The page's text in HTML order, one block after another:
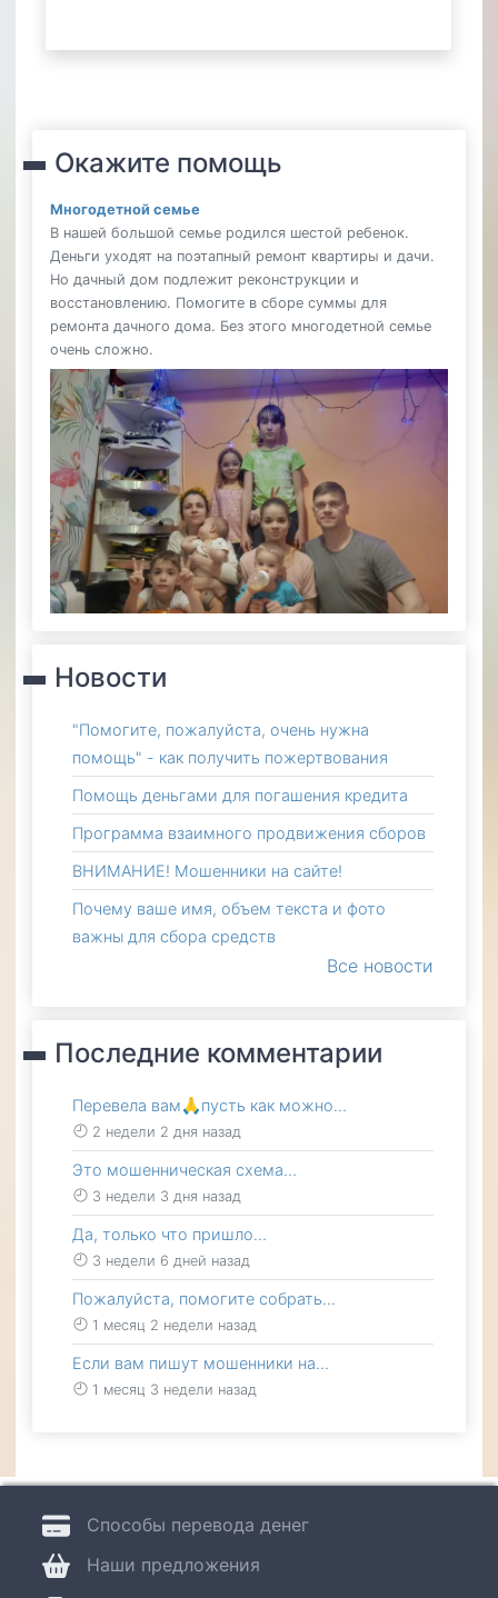
Окажите помощь
Многодетной семье
В нашей большой семье родился шестой ребенок.
Деньги уходят на поэтапный ремонт квартиры и дачи.
Но дачный дом подлежит реконструкции и
восстановлению. Помогите в сборе суммы для
ремонта дачного дома. Без этого многодетной семье
очень сложно.
Новости
"Помогите, пожалуйста, очень нужна
помощь" - как получить пожертвования
Помощь деньгами для погашения кредита
Программа взаимного продвижения сборов
ВНИМАНИЕ! Мошенники на сайте!
Почему ваше имя, объем текста и фото
важны для сбора средств
Все новости
Последние комментарии
Перевела вам🙏пусть как можно…
2 недели 2 дня назад
Это мошенническая схема…
3 недели 3 дня назад
Да, только что пришло…
3 недели 6 дней назад
Пожалуйста, помогите собрать…
1 месяц 2 недели назад
Если вам пишут мошенники на…
1 месяц 3 недели назад
Способы перевода денег
Наши предложения